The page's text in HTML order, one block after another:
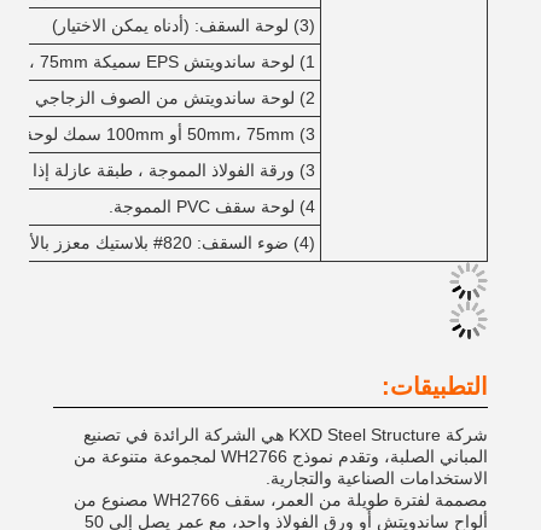
(3) لوحة السقف: (أدناه يمكن الاختيار)
1) لوحة ساندويتش EPS سميكة 50mm، 75mm أو 100mm
2) لوحة ساندويتش من الصوف الزجاجي بعمق 50، 75 أو 100 مم
3) 50mm، 75mm أو 100mm سمك لوحة شطيرة الصوف الصخري
3) ورقة الفولاذ المموجة ، طبقة عازلة إذا لزم الأمر.
4) لوحة سقف PVC المموجة.
(4) ضوء السقف: 820# بلاستيك معزز بالألياف الزجاجية (FRP)
التطبيقات:
شركة KXD Steel Structure هي الشركة الرائدة في تصنيع
المباني الصلبة، وتقدم نموذج WH2766 لمجموعة متنوعة من
الاستخدامات الصناعية والتجارية.
مصممة لفترة طويلة من العمر، سقف WH2766 مصنوع من
ألواح ساندويتش أو ورق الفولاذ واحد، مع عمر يصل إلى 50